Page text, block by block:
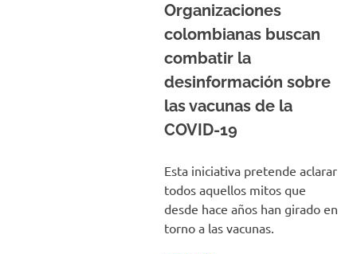
Organizaciones
colombianas buscan
combatir la
desinformación sobre
las vacunas de la
COVID-19
Esta iniciativa pretende aclarar
todos aquellos mitos que
desde hace años han girado en
torno a las vacunas.